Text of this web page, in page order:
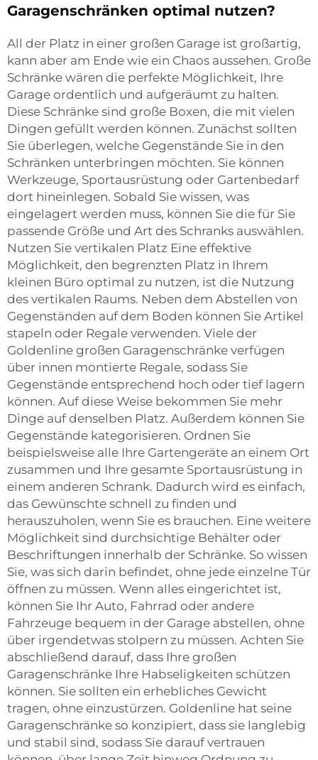
Garagenschränken optimal nutzen?
All der Platz in einer großen Garage ist großartig,
kann aber am Ende wie ein Chaos aussehen. Große
Schränke wären die perfekte Möglichkeit, Ihre
Garage ordentlich und aufgeräumt zu halten.
Diese Schränke sind große Boxen, die mit vielen
Dingen gefüllt werden können. Zunächst sollten
Sie überlegen, welche Gegenstände Sie in den
Schränken unterbringen möchten. Sie können
Werkzeuge, Sportausrüstung oder Gartenbedarf
dort hineinlegen. Sobald Sie wissen, was
eingelagert werden muss, können Sie die für Sie
passende Größe und Art des Schranks auswählen.
Nutzen Sie vertikalen Platz Eine effektive
Möglichkeit, den begrenzten Platz in Ihrem
kleinen Büro optimal zu nutzen, ist die Nutzung
des vertikalen Raums. Neben dem Abstellen von
Gegenständen auf dem Boden können Sie Artikel
stapeln oder Regale verwenden. Viele der
Goldenline großen Garagenschränke verfügen
über innen montierte Regale, sodass Sie
Gegenstände entsprechend hoch oder tief lagern
können. Auf diese Weise bekommen Sie mehr
Dinge auf denselben Platz. Außerdem können Sie
Gegenstände kategorisieren. Ordnen Sie
beispielsweise alle Ihre Gartengeräte an einem Ort
zusammen und Ihre gesamte Sportausrüstung in
einem anderen Schrank. Dadurch wird es einfach,
das Gewünschte schnell zu finden und
herauszuholen, wenn Sie es brauchen. Eine weitere
Möglichkeit sind durchsichtige Behälter oder
Beschriftungen innerhalb der Schränke. So wissen
Sie, was sich darin befindet, ohne jede einzelne Tür
öffnen zu müssen. Wenn alles eingerichtet ist,
können Sie Ihr Auto, Fahrrad oder andere
Fahrzeuge bequem in der Garage abstellen, ohne
über irgendetwas stolpern zu müssen. Achten Sie
abschließend darauf, dass Ihre großen
Garagenschränke Ihre Habseligkeiten schützen
können. Sie sollten ein erhebliches Gewicht
tragen, ohne einzustürzen. Goldenline hat seine
Garagenschränke so konzipiert, dass sie langlebig
und stabil sind, sodass Sie darauf vertrauen